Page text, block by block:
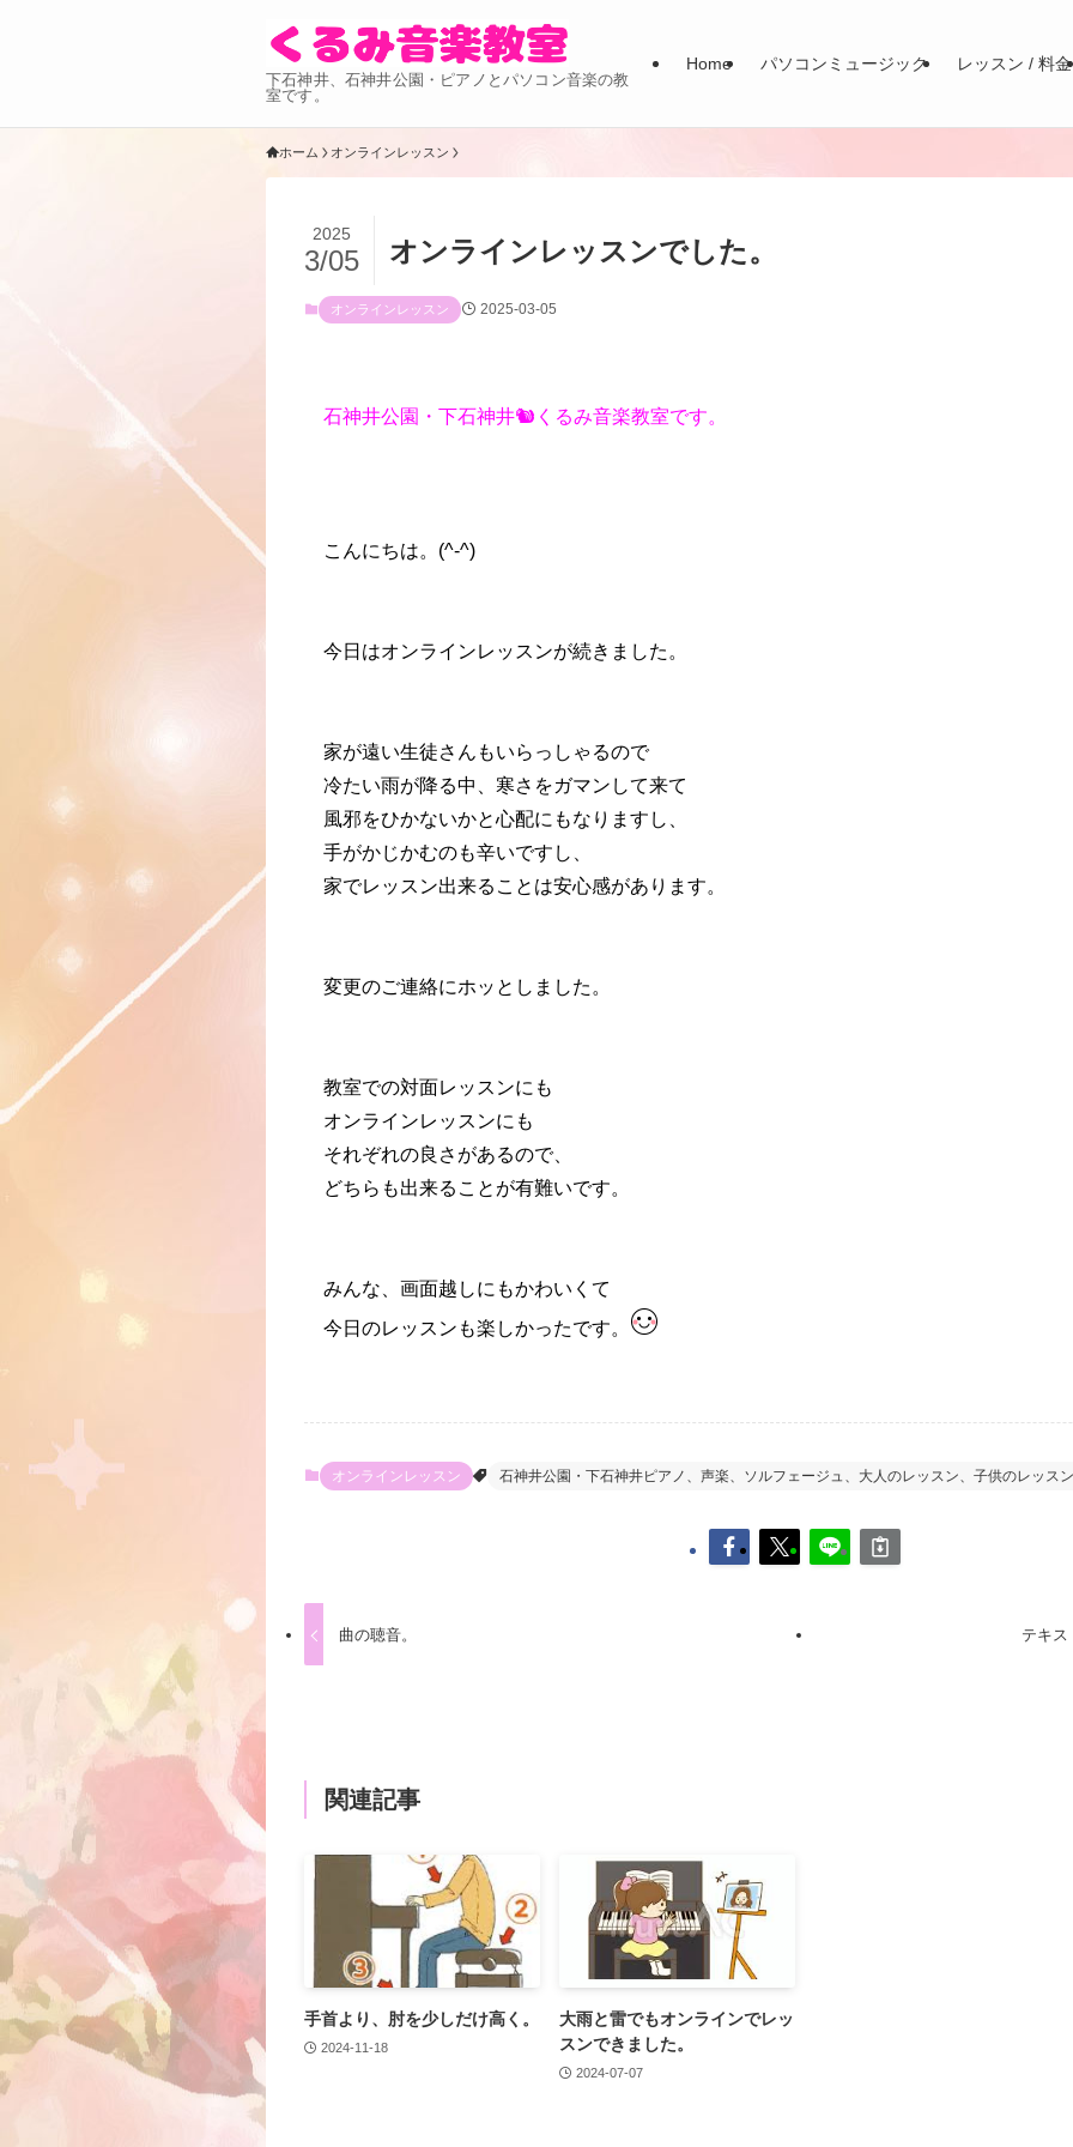
下石神井、石神井公園・ピアノとパソコン音楽の教
室です。
Home パソコンミュージック レッスン / 料金
ホーム オンラインレッスン
オンラインレッスンでした。
2025
3/05
オンラインレッスン 2025-03-05
石神井公園・下石神井🐿くるみ音楽教室です。
こんにちは。(^-^)
今日はオンラインレッスンが続きました。
家が遠い生徒さんもいらっしゃるので
冷たい雨が降る中、寒さをガマンして来て
風邪をひかないかと心配にもなりますし、
手がかじかむのも辛いですし、
家でレッスン出来ることは安心感があります。
変更のご連絡にホッとしました。
教室での対面レッスンにも
オンラインレッスンにも
それぞれの良さがあるので、
どちらも出来ることが有難いです。
みんな、画面越しにもかわいくて
今日のレッスンも楽しかったです。
オンラインレッスン 石神井公園・下石神井ピアノ、声楽、ソルフェージュ、大人のレッスン、子供のレッスン
曲の聴音。 テキス
関連記事
手首より、肘を少しだけ高く。
2024-11-18
大雨と雷でもオンラインでレッ
スンできました。
2024-07-07